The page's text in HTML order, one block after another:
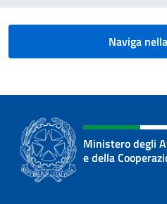
Naviga
Ministero degli
e della